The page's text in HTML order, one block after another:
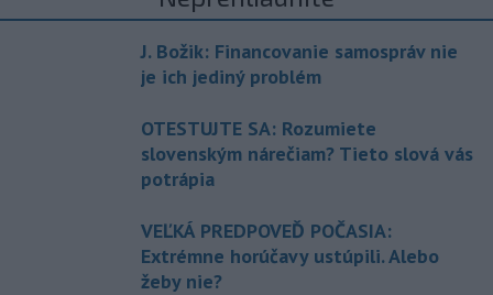
J. Božik: Financovanie samospráv nie
je ich jediný problém
OTESTUJTE SA: Rozumiete
slovenským nárečiam? Tieto slová vás
potrápia
VEĽKÁ PREDPOVEĎ POČASIA:
Extrémne horúčavy ustúpili. Alebo
žeby nie?